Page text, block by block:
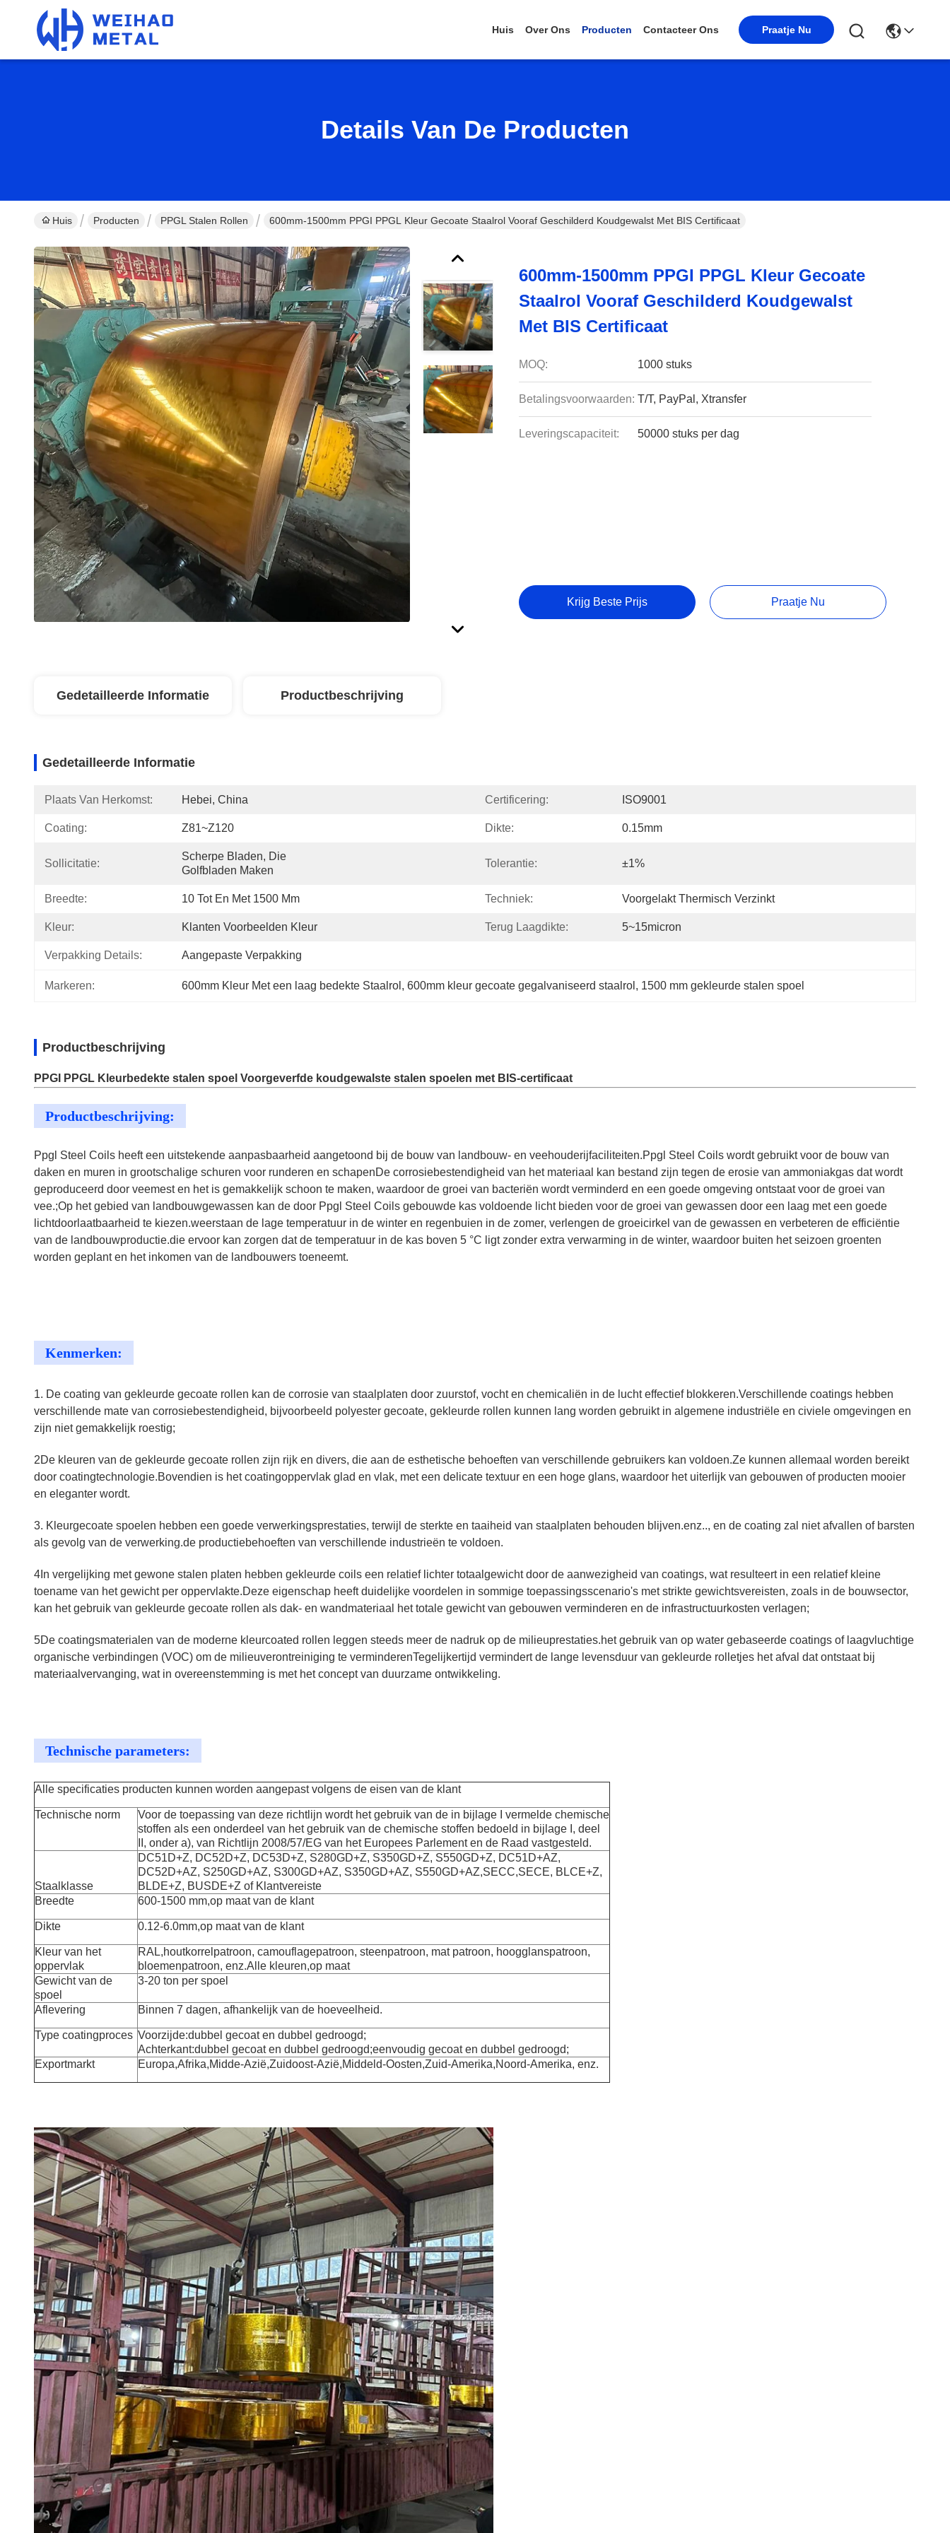
Huis Over Ons Producten Contacteer Ons Praatje Nu
Details Van De Producten
Huis Producten PPGL Stalen Rollen 600mm-1500mm PPGI PPGL Kleur Gecoate Staalrol Vooraf Geschilderd Koudgewalst Met BIS Certificaat
600mm-1500mm PPGI PPGL Kleur Gecoate
Staalrol Vooraf Geschilderd Koudgewalst
Met BIS Certificaat
MOQ: 1000 stuks
Betalingsvoorwaarden: T/T, PayPal, Xtransfer
Leveringscapaciteit: 50000 stuks per dag
Krijg Beste Prijs Praatje Nu
Gedetailleerde Informatie Productbeschrijving
Gedetailleerde Informatie
Plaats Van Herkomst: Hebei, China Certificering: ISO9001
Coating: Z81~Z120 Dikte: 0.15mm
Sollicitatie:
Scherpe Bladen, Die
Golfbladen Maken
Tolerantie: ±1%
Breedte: 10 Tot En Met 1500 Mm Techniek: Voorgelakt Thermisch Verzinkt
Kleur: Klanten Voorbeelden Kleur Terug Laagdikte: 5~15micron
Verpakking Details: Aangepaste Verpakking
Markeren: 600mm Kleur Met een laag bedekte Staalrol , 600mm kleur gecoate gegalvaniseerd staalrol , 1500 mm gekleurde stalen spoel
Productbeschrijving
PPGI PPGL Kleurbedekte stalen spoel Voorgeverfde koudgewalste stalen spoelen met BIS-certificaat
Productbeschrijving:
Ppgl Steel Coils heeft een uitstekende aanpasbaarheid aangetoond bij de bouw van landbouw- en veehouderijfaciliteiten.Ppgl Steel Coils wordt gebruikt voor de bouw van
daken en muren in grootschalige schuren voor runderen en schapenDe corrosiebestendigheid van het materiaal kan bestand zijn tegen de erosie van ammoniakgas dat wordt
geproduceerd door veemest en het is gemakkelijk schoon te maken, waardoor de groei van bacteriën wordt verminderd en een goede omgeving ontstaat voor de groei van
vee.;Op het gebied van landbouwgewassen kan de door Ppgl Steel Coils gebouwde kas voldoende licht bieden voor de groei van gewassen door een laag met een goede
lichtdoorlaatbaarheid te kiezen.weerstaan de lage temperatuur in de winter en regenbuien in de zomer, verlengen de groeicirkel van de gewassen en verbeteren de efficiëntie
van de landbouwproductie.die ervoor kan zorgen dat de temperatuur in de kas boven 5 °C ligt zonder extra verwarming in de winter, waardoor buiten het seizoen groenten
worden geplant en het inkomen van de landbouwers toeneemt.
Kenmerken:
1. De coating van gekleurde gecoate rollen kan de corrosie van staalplaten door zuurstof, vocht en chemicaliën in de lucht effectief blokkeren.Verschillende coatings hebben
verschillende mate van corrosiebestendigheid, bijvoorbeeld polyester gecoate, gekleurde rollen kunnen lang worden gebruikt in algemene industriële en civiele omgevingen en
zijn niet gemakkelijk roestig;
2De kleuren van de gekleurde gecoate rollen zijn rijk en divers, die aan de esthetische behoeften van verschillende gebruikers kan voldoen.Ze kunnen allemaal worden bereikt
door coatingtechnologie.Bovendien is het coatingoppervlak glad en vlak, met een delicate textuur en een hoge glans, waardoor het uiterlijk van gebouwen of producten mooier
en eleganter wordt.
3. Kleurgecoate spoelen hebben een goede verwerkingsprestaties, terwijl de sterkte en taaiheid van staalplaten behouden blijven.enz.., en de coating zal niet afvallen of barsten
als gevolg van de verwerking.de productiebehoeften van verschillende industrieën te voldoen.
4In vergelijking met gewone stalen platen hebben gekleurde coils een relatief lichter totaalgewicht door de aanwezigheid van coatings, wat resulteert in een relatief kleine
toename van het gewicht per oppervlakte.Deze eigenschap heeft duidelijke voordelen in sommige toepassingsscenario's met strikte gewichtsvereisten, zoals in de bouwsector,
kan het gebruik van gekleurde gecoate rollen als dak- en wandmateriaal het totale gewicht van gebouwen verminderen en de infrastructuurkosten verlagen;
5De coatingsmaterialen van de moderne kleurcoated rollen leggen steeds meer de nadruk op de milieuprestaties.het gebruik van op water gebaseerde coatings of laagvluchtige
organische verbindingen (VOC) om de milieuverontreiniging te verminderenTegelijkertijd vermindert de lange levensduur van gekleurde rolletjes het afval dat ontstaat bij
materiaalvervanging, wat in overeenstemming is met het concept van duurzame ontwikkeling.
Technische parameters:
Alle specificaties producten kunnen worden aangepast volgens de eisen van de klant
Technische norm
Voor de toepassing van deze richtlijn wordt het gebruik van de in bijlage I vermelde chemische
stoffen als een onderdeel van het gebruik van de chemische stoffen bedoeld in bijlage I, deel
II, onder a), van Richtlijn 2008/57/EG van het Europees Parlement en de Raad vastgesteld.
Staalklasse
DC51D+Z, DC52D+Z, DC53D+Z, S280GD+Z, S350GD+Z, S550GD+Z, DC51D+AZ,
DC52D+AZ, S250GD+AZ, S300GD+AZ, S350GD+AZ, S550GD+AZ,SECC,SECE, BLCE+Z,
BLDE+Z, BUSDE+Z of Klantvereiste
Breedte
600-1500 mm,op maat van de klant
Dikte 0.12-6.0mm,op maat van de klant
Kleur van het
oppervlak
RAL,houtkorrelpatroon, camouflagepatroon, steenpatroon, mat patroon, hoogglanspatroon,
bloemenpatroon, enz.Alle kleuren,op maat
Gewicht van de
spoel
3-20 ton per spoel
Aflevering Binnen 7 dagen, afhankelijk van de hoeveelheid.
Type coatingproces Voorzijde:dubbel gecoat en dubbel gedroogd;
Achterkant:dubbel gecoat en dubbel gedroogd;eenvoudig gecoat en dubbel gedroogd;
Exportmarkt
Europa,Afrika,Midde-Azië,Zuidoost-Azië,Middeld-Oosten,Zuid-Amerika,Noord-Amerika, enz.